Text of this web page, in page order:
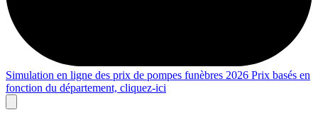
Simulation en ligne des prix de pompes funèbres 2026 Prix basés en
fonction du département, cliquez-ici